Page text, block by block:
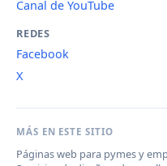
Canal de YouTube
REDES
Facebook
X
MÁS EN ESTE SITIO
Páginas web para pymes y